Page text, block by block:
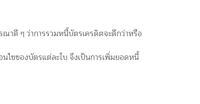
าดี ๆ ว่าการรวมหนี้บัตรเครดิตจะดีกว่าหรือ
ไขของบัตรแต่ละใบ จึงเป็นการเพิ่มยอดหนี้